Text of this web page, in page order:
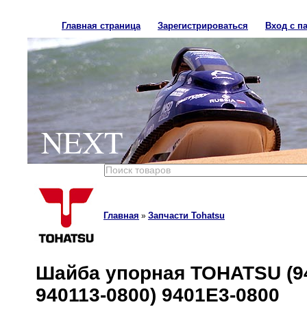
Главная страница Зарегистрироваться Вход с
NEXT
Главная » Запчасти Tohatsu
Шайба упорная TOHATSU
940113-0800) 9401E3-0800